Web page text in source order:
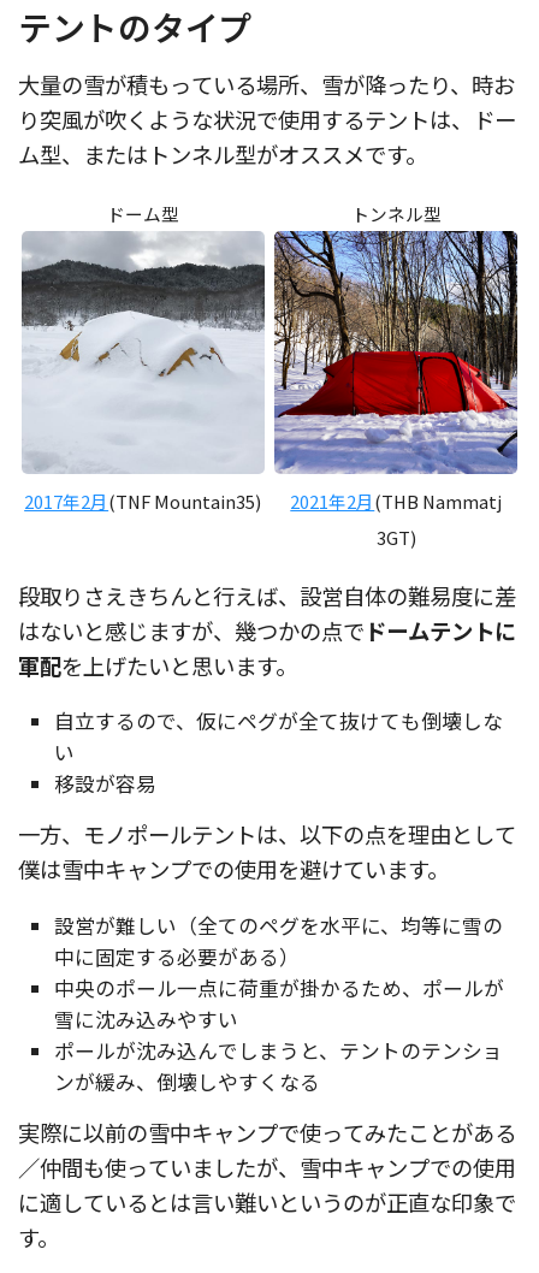
テントのタイプ
大量の雪が積もっている場所、雪が降ったり、時お
り突風が吹くような状況で使用するテントは、ドー
ム型、またはトンネル型がオススメです。
ドーム型
2017年2月(TNF Mountain35)
トンネル型
2021年2月(THB Nammatj
3GT)
段取りさえきちんと行えば、設営自体の難易度に差
はないと感じますが、幾つかの点で ドームテントに
軍配を上げたいと思います。
自立するので、仮にペグが全て抜けても倒壊しな
い
移設が容易
一方、モノポールテントは、以下の点を理由として
僕は雪中キャンプでの使用を避けています。
設営が難しい（全てのペグを水平に、均等に雪の
中に固定する必要がある）
中央のポール一点に荷重が掛かるため、ポールが
雪に沈み込みやすい
ポールが沈み込んでしまうと、テントのテンショ
ンが緩み、倒壊しやすくなる
実際に以前の雪中キャンプで使ってみたことがある
／仲間も使っていましたが、雪中キャンプでの使用
に適しているとは言い難いというのが正直な印象で
す。